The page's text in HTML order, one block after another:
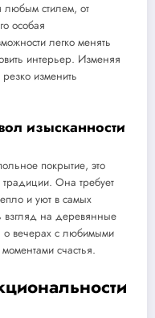
любым стилем, от
особая
легко менять
интерьер. Изменяя
изменить
изысканности
покрытие, это
Она требует
и уют в самых
на деревянные
о вечерах с любимыми
счастья.